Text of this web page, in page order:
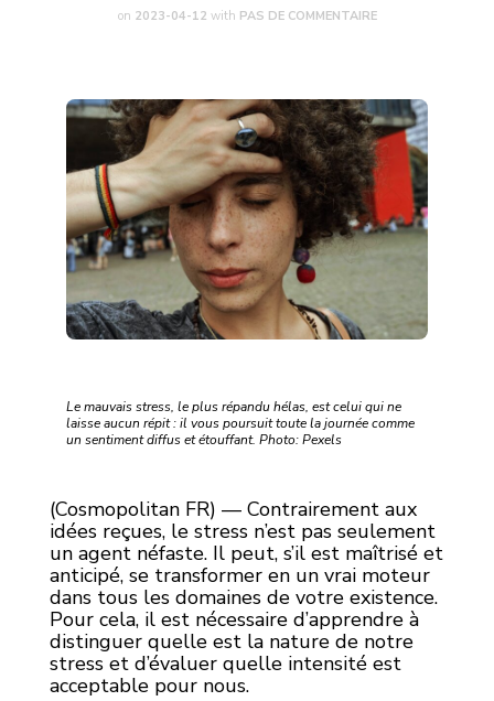
on 2023-04-12 with PAS DE COMMENTAIRE
Le mauvais stress, le plus répandu hélas, est celui qui ne
laisse aucun répit : il vous poursuit toute la journée comme
un sentiment diffus et étouffant. Photo: Pexels
(Cosmopolitan FR) — Contrairement aux
idées reçues, le stress n’est pas seulement
un agent néfaste. Il peut, s’il est maîtrisé et
anticipé, se transformer en un vrai moteur
dans tous les domaines de votre existence.
Pour cela, il est nécessaire d’apprendre à
distinguer quelle est la nature de notre
stress et d’évaluer quelle intensité est
acceptable pour nous.